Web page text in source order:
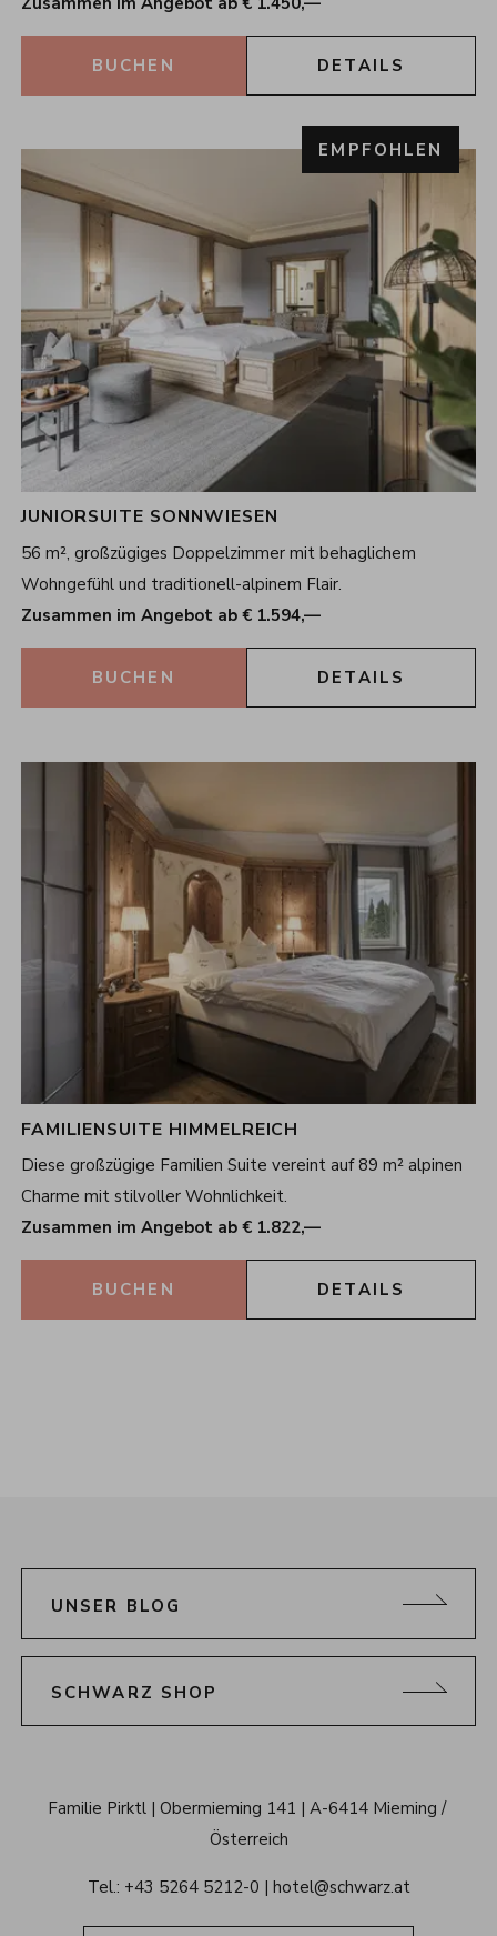
DETAILS
BUCHEN
JUNIORSUITE SONNWIESEN
56 m², großzügiges Doppelzimmer mit behaglichem
Wohngefühl und traditionell-alpinem Flair.
Zusammen im Angebot ab € 1.594,—
DETAILS
BUCHEN
FAMILIENSUITE HIMMELREICH
Diese großzügige Familien Suite vereint auf 89 m² alpinen
Charme mit stilvoller Wohnlichkeit.
Zusammen im Angebot ab € 1.822,—
DETAILS
BUCHEN
UNSER BLOG
SCHWARZ SHOP
Schwarz
Familie Pirktl Obermieming 141
A-6414 Mieming /
Österreich
Tel.: +43 5264 5212-0 hotel@schwarz.at